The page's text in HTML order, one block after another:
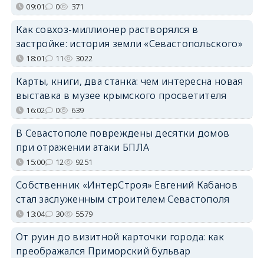
09:01 0 371
Как совхоз-миллионер растворялся в
застройке: история земли «Севастопольского»
18:01 11 3022
Карты, книги, два станка: чем интересна новая
выставка в музее крымского просветителя
16:02 0 639
В Севастополе повреждены десятки домов
при отражении атаки БПЛА
15:00 12 9251
Собственник «ИнтерСтроя» Евгений Кабанов
стал заслуженным строителем Севастополя
13:04 30 5579
От руин до визитной карточки города: как
преображался Приморский бульвар